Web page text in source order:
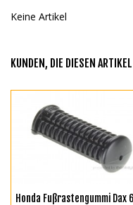
Keine Artikel
KUNDEN, DIE DIESEN
Honda Fußrastengummi Dax